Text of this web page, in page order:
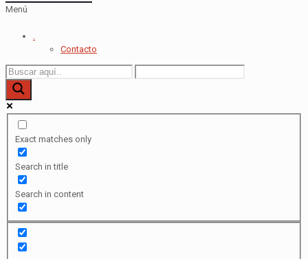
Menú
.
Contacto
Exact matches only
Search in title
Search in content